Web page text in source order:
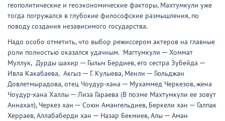
геополитические и геоэкономические факторы, Махтумкули уже
тогда погружался в глубокие философские размышления, по
поводу создания независимого государства.
Надо особо отметить, что выбор режиссером актеров на главные
роли полностью оказался удачным. Магтумкули ─ Хоммат
Муллук, Дурды шахир ─ Гылыч Бердиев, его сестра Зубейда ─
Ивла Какабаева, Акгыз ─ Г. Кулыева, Менли ─ Гюльджан
Довлетмырадова, отец Чоудур-хана ─ Мухаммед Черкезов, жена
Чоудур-хана Халлы ─ Лиза Гараева (В поэме Махтумкули ее зовут
Аннахал), Черкез хан ─ Союн Амангельдиев, Беркели хан ─ Галпак
Херраев, Аллабаберди хан ─ Назар Бекмиев, Алы ─ Аман